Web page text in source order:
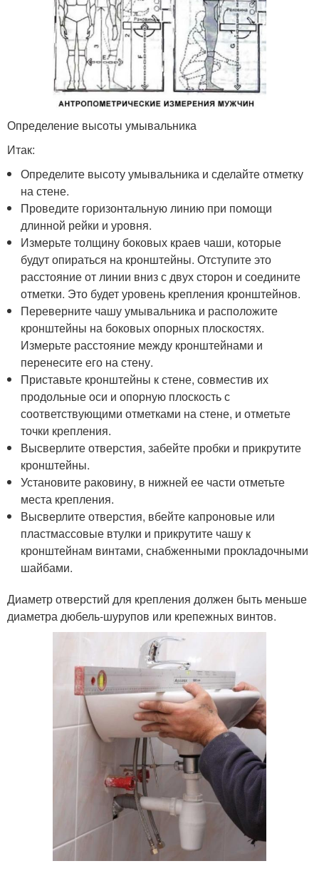
Определение высоты умывальника
Итак:
Определите высоту умывальника и сделайте отметку
на стене.
Проведите горизонтальную линию при помощи
длинной рейки и уровня.
Измерьте толщину боковых краев чаши, которые
будут опираться на кронштейны. Отступите это
расстояние от линии вниз с двух сторон и соедините
отметки. Это будет уровень крепления кронштейнов.
Переверните чашу умывальника и расположите
кронштейны на боковых опорных плоскостях.
Измерьте расстояние между кронштейнами и
перенесите его на стену.
Приставьте кронштейны к стене, совместив их
продольные оси и опорную плоскость с
соответствующими отметками на стене, и отметьте
точки крепления.
Высверлите отверстия, забейте пробки и прикрутите
кронштейны.
Установите раковину, в нижней ее части отметьте
места крепления.
Высверлите отверстия, вбейте капроновые или
пластмассовые втулки и прикрутите чашу к
кронштейнам винтами, снабженными прокладочными
шайбами.
Диаметр отверстий для крепления должен быть меньше
диаметра дюбель-шурупов или крепежных винтов.